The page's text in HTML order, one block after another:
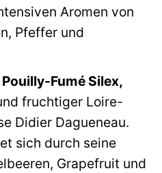
Aromen von
Pfeffer und
Fumé Silex,
fruchtiger Loire-
Didier Dagueneau.
sich durch seine
Grapefruit und